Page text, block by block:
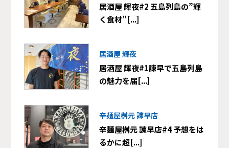
居酒屋 輝夜#2 五島列島の”輝
く食材”[...]
居酒屋 輝夜
居酒屋 輝夜#1諫早で五島列島
の魅力を届[...]
辛麺屋桝元 諫早店
辛麺屋桝元 諫早店#4 予想をは
るかに超[...]